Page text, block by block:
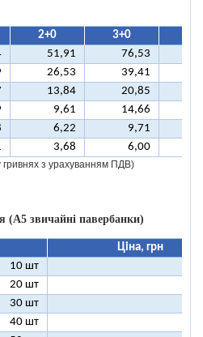
2+0 3+0
51,91 76,53
26,53 39,41
13,84 20,85
9,61 14,66
6,22 9,71
3,68 6,00
гривнях з урахуванням ПДВ)
(А5 звичайні павербанки)
Ціна, грн
10 шт
20 шт
30 шт
40 шт